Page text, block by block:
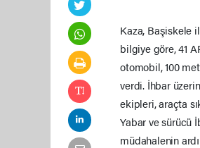
Kaza, Başiskele
bilgiye göre, 41
otomobil, 100
verdi. İhbar
ekipleri, araçta
Yabar ve sürücü
müdahalenin